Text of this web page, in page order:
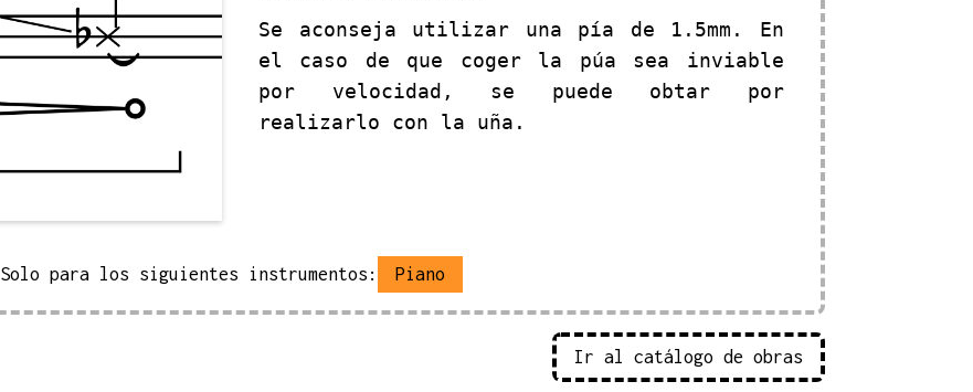
Se aconseja utilizar una pía de 1.5mm. En
el caso de que coger la púa sea inviable
por velocidad, se puede obtar por
realizarlo con la uña.
Solo para los siguientes instrumentos: Piano
Ir al catálogo de obras